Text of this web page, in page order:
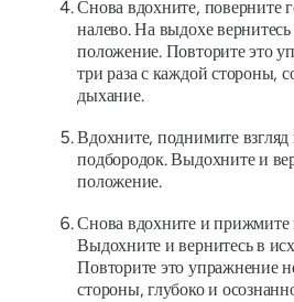
Снова вдохните, поверните
налево. На выдохе
положение. Повторите это
три раза с каждой стороны,
дыхание.
Вдохните, поднимите
подбородок. Выдохните и
положение.
Снова вдохните и прижмите
Выдохните и вернитесь в
Повторите это упражнение
стороны, глубоко и